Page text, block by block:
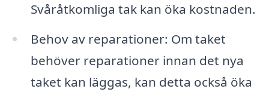
Svåråtkomliga tak kan öka kostnaden.
Behov av reparationer: Om taket
behöver reparationer innan det nya
taket kan läggas, kan detta också öka